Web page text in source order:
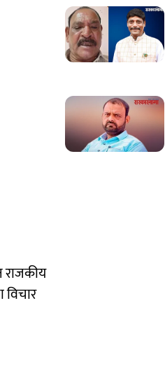
राजकीय
विचार